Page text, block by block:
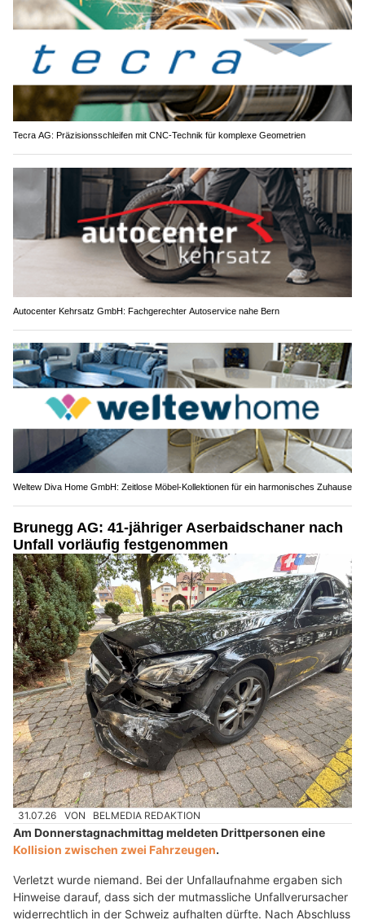
Tecra AG: Präzisionsschleifen mit CNC-Technik für komplexe Geometrien
Autocenter Kehrsatz GmbH: Fachgerechter Autoservice nahe Bern
Weltew Diva Home GmbH: Zeitlose Möbel-Kollektionen für ein harmonisches Zuhause
Brunegg AG: 41-jähriger Aserbaidschaner nach
Unfall vorläufig festgenommen
31.07.26 VON BELMEDIA REDAKTION
Am Donnerstagnachmittag meldeten Drittpersonen eine
Kollision zwischen zwei Fahrzeugen.
Verletzt wurde niemand. Bei der Unfallaufnahme ergaben sich
Hinweise darauf, dass sich der mutmassliche Unfallverursacher
widerrechtlich in der Schweiz aufhalten dürfte. Nach Abschluss